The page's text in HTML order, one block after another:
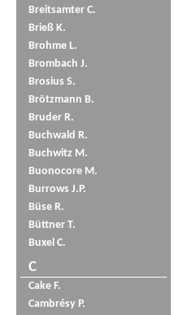
Breitsamter C.
Brieß K.
Brohme L.
Brombach J.
Brosius S.
Brötzmann B.
Bruder R.
Buchwald R.
Buchwitz M.
Buonocore M.
Burrows J.P.
Büse R.
Büttner T.
Buxel C.
C
Cake F.
Cambrésy P.